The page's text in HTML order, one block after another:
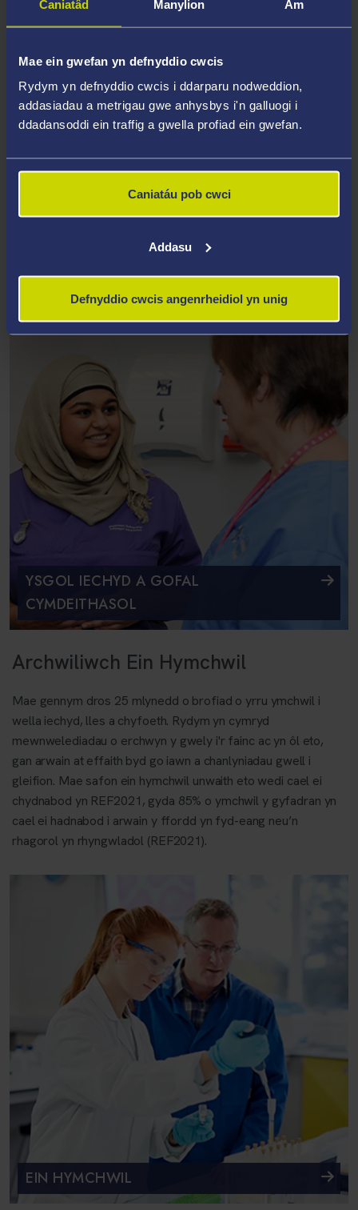
Caniatâd Manylion Am
Mae ein gwefan yn defnyddio cwcis
Rydym yn defnyddio cwcis i ddarparu nodweddion,
addasiadau a metrigau gwe anhysbys i'n galluogi i
ddadansoddi ein traffig a gwella profiad ein gwefan.
Caniatáu pob cwci
Addasu
Defnyddio cwcis angenrheidiol yn unig
YSGOL IECHYD A GOFAL
CYMDEITHASOL
Archwiliwch Ein Hymchwil
Mae gennym dros 25 mlynedd o brofiad o yrru ymchwil i
wella iechyd, lles a chyfoeth. Rydym yn cymryd
mewnwelediadau o erchwyn y gwely i'r fainc ac yn ôl eto,
gan arwain at effaith byd go iawn a chanlyniadau gwell i
gleifion. Mae safon ein hymchwil unwaith eto wedi cael ei
chydnabod yn REF2021, gyda 85% o ymchwil y gyfadran yn
cael ei hadnabod i arwain y ffordd yn fyd-eang neu’n
rhagorol yn rhyngwladol (REF2021).
EIN HYMCHWIL